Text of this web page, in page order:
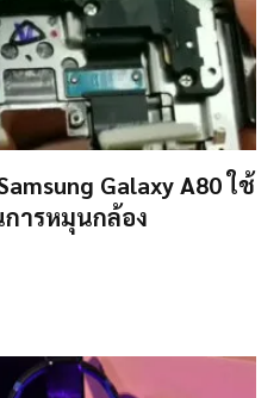
Galaxy A80 ใช้
การหมุนกล้อง